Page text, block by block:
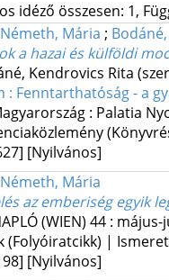
idéző összesen: 1,
Mária ;
a hazai és külföldi
Kendrovics Rita
: Fenntarthatóság - a
: Palatia
[Nyilvános]
Mária
az emberiség egyik
(WIEN) 44: május-
(Folyóiratcikk) |
[Nyilvános]